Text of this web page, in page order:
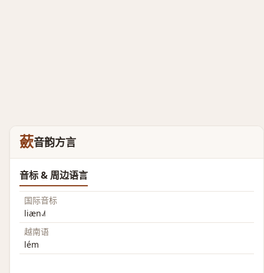
蘝音韵方言
音标 & 周边语言
国际音标
liæn˨˩˦
越南语
lém